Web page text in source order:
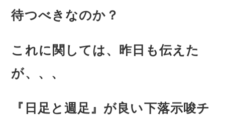
待つべきなのか？
これに関しては、昨日も伝えた
が、、、
『日足と週足』が良い下落示唆チ